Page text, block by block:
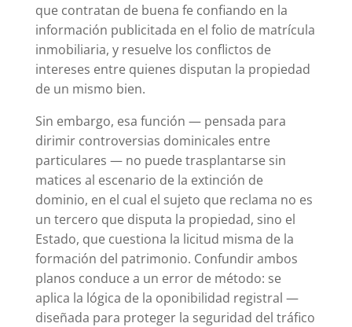
que contratan de buena fe confiando en la
información publicitada en el folio de matrícula
inmobiliaria, y resuelve los conflictos de
intereses entre quienes disputan la propiedad
de un mismo bien.
Sin embargo, esa función — pensada para
dirimir controversias dominicales entre
particulares — no puede trasplantarse sin
matices al escenario de la extinción de
dominio, en el cual el sujeto que reclama no es
un tercero que disputa la propiedad, sino el
Estado, que cuestiona la licitud misma de la
formación del patrimonio. Confundir ambos
planos conduce a un error de método: se
aplica la lógica de la oponibilidad registral —
diseñada para proteger la seguridad del tráfico